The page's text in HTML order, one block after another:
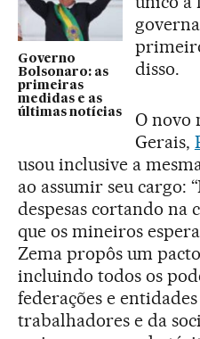
Governo
Bolsonaro: as
primeiras
medidas e as
últimas notícias
disso.
O novo
Gerais,
usou inclusive a
ao assumir seu cargo:
despesas cortando na
que os mineiros
Zema propôs um
incluindo todos os
federações e
trabalhadores e da